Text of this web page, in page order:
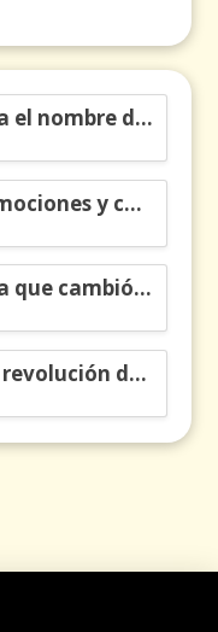
Carlos Manuel Vesga lleva el nombre de Colombia a los Emmy
Resiliencia migrante: 5 emociones y cómo gestionarlas
Tatiana Toro: colombiana que cambió la historia de las matemáticas
Ciencia colombiana en la revolución de los órganos en chips